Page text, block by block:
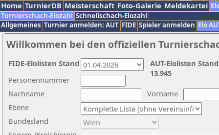
Home TurnierDB Meisterschaft Foto-Galerie Meldekartei
Turnierschach-Elozahl Schnellschach-Elozahl
Allgemeines Turnier anmelden: AUT FIDE Spieler anmelden Elo
Willkommen bei den offiziellen
Nachname
Vorname
Ebene
Personennummer
Bundesland
AUT-Elolisten
13.945
FIDE-Elolisten Stand